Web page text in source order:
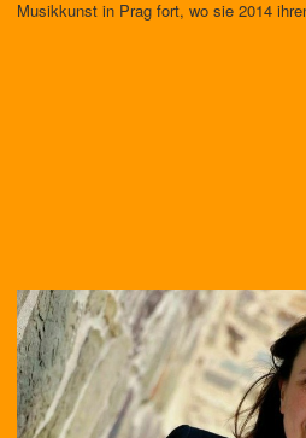
Musikkunst in Prag fort, wo sie 2014